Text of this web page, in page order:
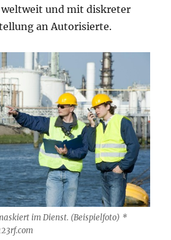
und mit diskreter
an Autorisierte.
im Dienst. (Beispielfoto) *